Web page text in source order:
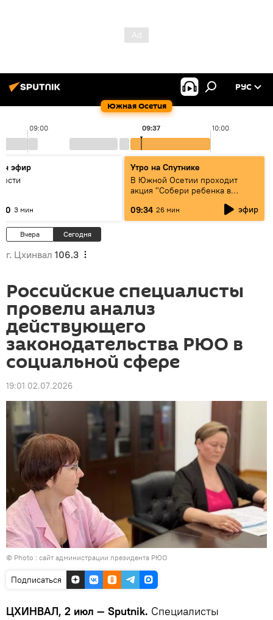
Южная Осетия
РУС
09:00 10:00
09:37
эфир
3 мин
Утро на Спутнике
В Южной Осетии проходит
акция "Собери ребенка в
малоимущих семей
09:34 26 мин эфир
Вчера Сегодня
г. Цхинвал 106.3
Российские специалисты
провели анализ
действующего
законодательства РЮО в
социальной сфере
19:01 02.07.2026
© Photo : сайт администрации президента РЮО
Подписаться
ЦХИНВАЛ, 2 июл — Sputnik. Специалисты